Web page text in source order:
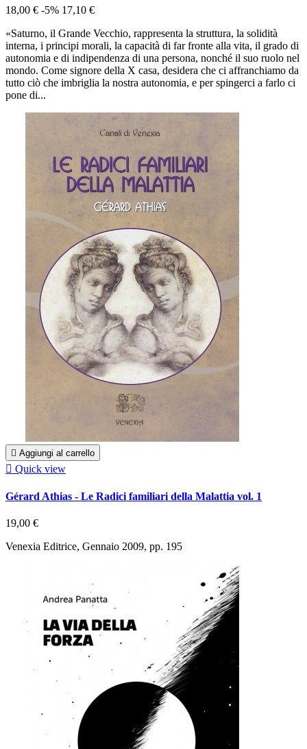
18,00 € -5% 17,10 €
«Saturno, il Grande Vecchio, rappresenta la struttura, la solidità
interna, i principi morali, la capacità di far fronte alla vita, il grado di
autonomia e di indipendenza di una persona, nonché il suo ruolo nel
mondo. Come signore della X casa, desidera che ci affranchiamo da
tutto ciò che imbriglia la nostra autonomia, e per spingerci a farlo ci
pone di...
 Aggiungi al carrello
 Quick view
Gérard Athias - Le Radici familiari della Malattia vol. 1
19,00 €
Venexia Editrice, Gennaio 2009, pp. 195